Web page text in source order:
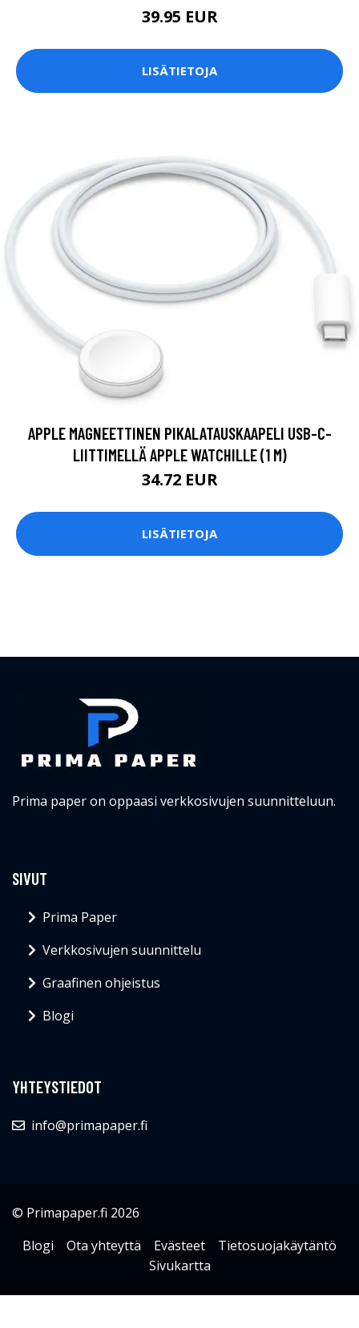
39.95 EUR
LISÄTIETOJA
APPLE MAGNEETTINEN PIKALATAUSKAAPELI USB-C-
LIITTIMELLÄ APPLE WATCHILLE (1 M)
34.72 EUR
LISÄTIETOJA
Prima paper on oppaasi verkkosivujen suunnitteluun.
SIVUT
Prima Paper
Verkkosivujen suunnittelu
Graafinen ohjeistus
Blogi
YHTEYSTIEDOT
info@primapaper.fi
© Primapaper.fi 2026
Blogi
Ota yhteyttä Evästeet
Tietosuojakäytäntö
Sivukartta